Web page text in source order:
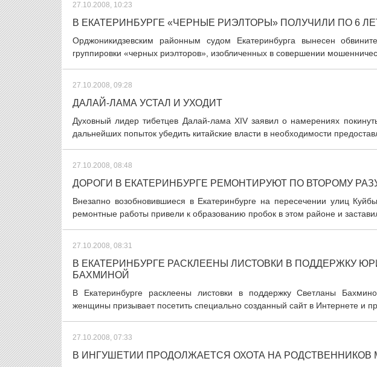
27.10.2008, 10:23
В ЕКАТЕРИНБУРГЕ «ЧЕРНЫЕ РИЭЛТОРЫ» ПОЛУЧИЛИ ПО 6
Орджоникидзевским районным судом Екатеринбурга вынесен
группировки «черных риэлторов», изобличенных в совершении
27.10.2008, 09:28
ДАЛАЙ-ЛАМА УСТАЛ И УХОДИТ
Духовный лидер тибетцев Далай-лама XIV заявил о намерениях
дальнейших попыток убедить китайские власти в необходимости
27.10.2008, 08:48
ДОРОГИ В ЕКАТЕРИНБУРГЕ РЕМОНТИРУЮТ ПО ВТОРОМУ
Внезапно возобновившиеся в Екатеринбурге на пересечении улиц
ремонтные работы привели к образованию пробок в этом районе и
27.10.2008, 08:31
В ЕКАТЕРИНБУРГЕ РАСКЛЕЕНЫ ЛИСТОВКИ В ПОДДЕРЖКУ
БАХМИНОЙ
В Екатеринбурге расклеены листовки в поддержку Светланы
женщины призывает посетить специально созданный сайт в Интернете и
27.10.2008, 07:33
В ИНГУШЕТИИ ПРОДОЛЖАЕТСЯ ОХОТА НА РОДСТВЕННИКОВ